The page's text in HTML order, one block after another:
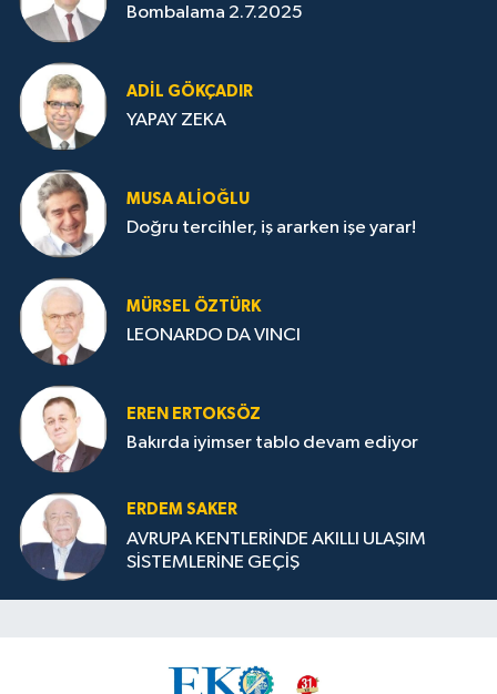
Bombalama 2.7.2025
ADIL GÖKÇADIR
YAPAY ZEKA
MUSA ALIOĞLU
Doğru tercihler, iş ararken işe yarar!
MÜRSEL ÖZTÜRK
LEONARDO DA VINCI
EREN ERTOKSÖZ
Bakırda iyimser tablo devam ediyor
ERDEM SAKER
AVRUPA KENTLERİNDE AKILLI ULAŞIM
SİSTEMLERİNE GEÇİŞ